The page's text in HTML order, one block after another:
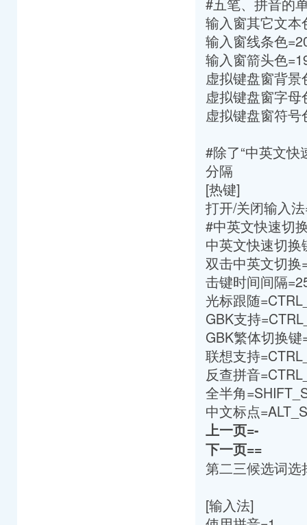
输入窗其它文本
输入窗线条色
输入窗箭头色
虚拟键盘窗背景
虚拟键盘窗字母
虚拟键盘窗符号
#除了“中英文
分隔
[热键]
打开/关闭输入
#中英文快速切
中英文快速切换
双击中英文切换
击键时间间隔
光标跟随
GBK支持
GBK繁体切换键
联想支持
反查拼音
全半角
中文标点
上一页=-
下一页==
第二三候选词选
[输入法]